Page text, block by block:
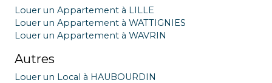
Louer un Appartement à LILLE
Louer un Appartement à WATTIGNIES
Louer un Appartement à WAVRIN
Autres
Louer un Local à HAUBOURDIN